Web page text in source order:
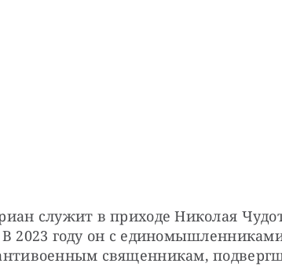
служит в приходе Николая
2023 году он с
священникам,